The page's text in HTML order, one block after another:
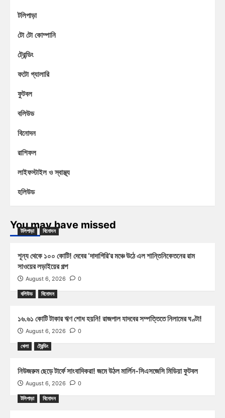
টলিপাড়া
টো টো কোম্পানি
ট্রেন্ডিং
ফটো গ্যালারি
ফুটবল
বলিউড
বিনোদন
রাশিফল
লাইফস্টাইল ও স্বাস্থ্য
হলিউড
You may have missed
টলিপাড়া বিনোদন
শূন্য থেকে ১০০ কোটি! দেবের ‘দাদাগিরি’র মঞ্চে উঠে এল শান্তিনিকেতনের রাম
সাওয়ের লড়াইয়ের গল্প
August 6, 2026 0
বলিউড বিনোদন
১৬.৬১ কোটি টাকার ঋণ শোধ হয়নি! রাজপাল যাদবের সম্পত্তিতে নিলামের ঘণ্টা!
August 6, 2026 0
খেলা ট্রেন্ডিং
নিউজরুম ছেড়ে টার্ফে সাংবাদিকরা! জমে উঠল মার্লিন-সিএসজেসি মিডিয়া ফুটবল
August 6, 2026 0
টলিপাড়া বিনোদন